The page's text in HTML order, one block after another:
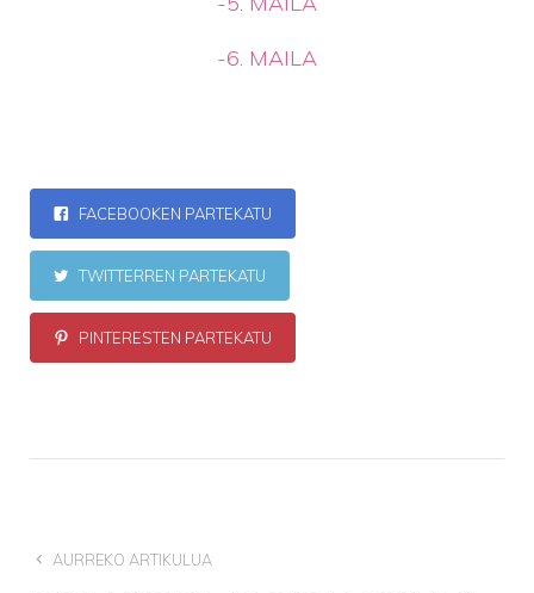
-6. MAILA
FACEBOOKEN PARTEKATU
TWITTERREN PARTEKATU
PINTERESTEN PARTEKATU
AURREKO ARTIKULUA